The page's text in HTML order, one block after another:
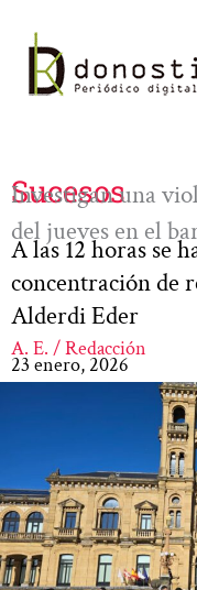
contenido
Sucesos
Investigan una
del jueves en el
A las 12 horas se
concentración de
Alderdi Eder
A. E. / Redacción
23 enero, 2026